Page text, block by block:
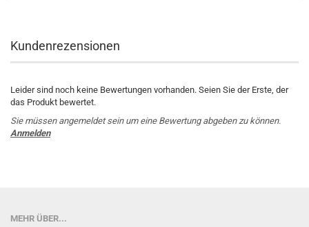
Kundenrezensionen
Leider sind noch keine Bewertungen vorhanden. Seien Sie der Erste, der
das Produkt bewertet.
Sie müssen angemeldet sein um eine Bewertung abgeben zu können.
Anmelden
MEHR ÜBER...